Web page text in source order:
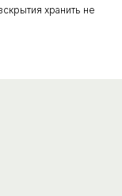
хранить не